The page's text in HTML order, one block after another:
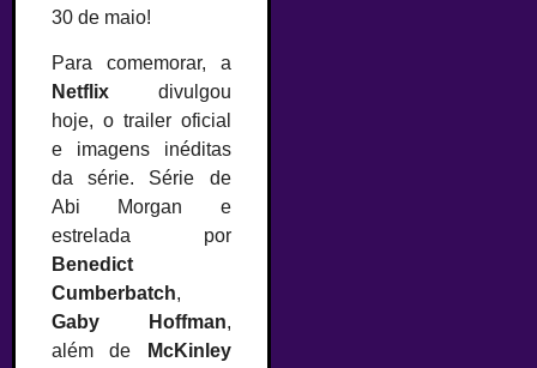
30 de maio!
Para comemorar, a
Netflix divulgou
hoje, o trailer oficial
e imagens inéditas
da série. Série de
Abi Morgan e
estrelada por
Benedict
Cumberbatch,
Gaby Hoffman,
além de
McKinley